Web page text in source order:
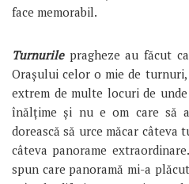
face memorabil.
Turnurilepragheze au făcut ca
Orașului celor o mie de
extrem de multe locuri de
înălțime și nu e om care să
dorească să urce măcar câteva
câteva panorame
spun care panoramă mi-a